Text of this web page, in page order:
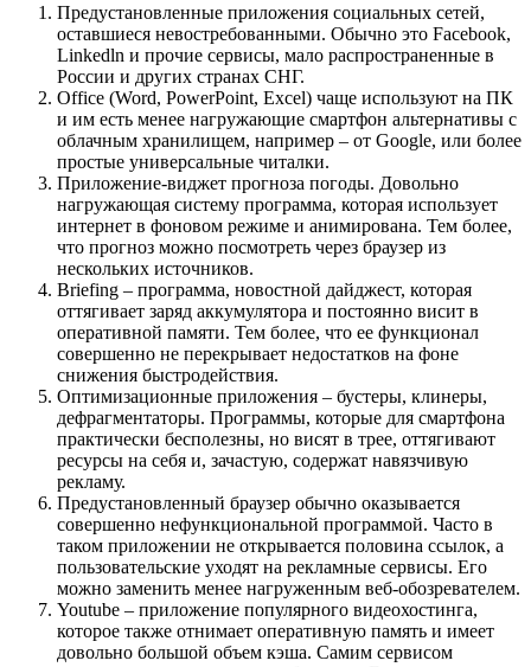
Предустановленные приложения социальных сетей,
оставшиеся невостребованными. Обычно это Facebook,
Linkedln и прочие сервисы, мало распространенные в
России и других странах СНГ.
Office (Word, PowerPoint, Excel) чаще используют на ПК
и им есть менее нагружающие смартфон альтернативы с
облачным хранилищем, например – от Google, или более
простые универсальные читалки.
Приложение-виджет прогноза погоды. Довольно
нагружающая систему программа, которая использует
интернет в фоновом режиме и анимирована. Тем более,
что прогноз можно посмотреть через браузер из
нескольких источников.
Briefing – программа, новостной дайджест, которая
оттягивает заряд аккумулятора и постоянно висит в
оперативной памяти. Тем более, что ее функционал
совершенно не перекрывает недостатков на фоне
снижения быстродействия.
Оптимизационные приложения – бустеры, клинеры,
дефрагментаторы. Программы, которые для смартфона
практически бесполезны, но висят в трее, оттягивают
ресурсы на себя и, зачастую, содержат навязчивую
рекламу.
Предустановленный браузер обычно оказывается
совершенно нефункциональной программой. Часто в
таком приложении не открывается половина ссылок, а
пользовательские уходят на рекламные сервисы. Его
можно заменить менее нагруженным веб-обозревателем.
Youtube – приложение популярного видеохостинга,
которое также отнимает оперативную память и имеет
довольно большой объем кэша. Самим сервисом